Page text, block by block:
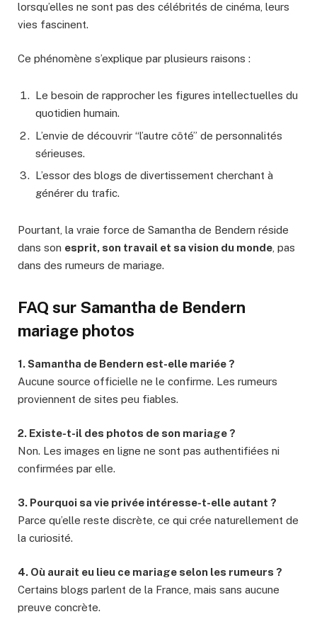
lorsqu’elles ne sont pas des célébrités de cinéma, leurs
vies fascinent.
Ce phénomène s’explique par plusieurs raisons :
Le besoin de rapprocher les figures intellectuelles du
quotidien humain.
L’envie de découvrir “l’autre côté” de personnalités
sérieuses.
L’essor des blogs de divertissement cherchant à
générer du trafic.
Pourtant, la vraie force de Samantha de Bendern réside
dans son esprit, son travail et sa vision du monde , pas
dans des rumeurs de mariage.
FAQ sur Samantha de Bendern
mariage photos
1. Samantha de Bendern est-elle mariée ?
Aucune source officielle ne le confirme. Les rumeurs
proviennent de sites peu fiables.
2. Existe-t-il des photos de son mariage ?
Non. Les images en ligne ne sont pas authentifiées ni
confirmées par elle.
3. Pourquoi sa vie privée intéresse-t-elle autant ?
Parce qu’elle reste discrète, ce qui crée naturellement de
la curiosité.
4. Où aurait eu lieu ce mariage selon les rumeurs ?
Certains blogs parlent de la France, mais sans aucune
preuve concrète.